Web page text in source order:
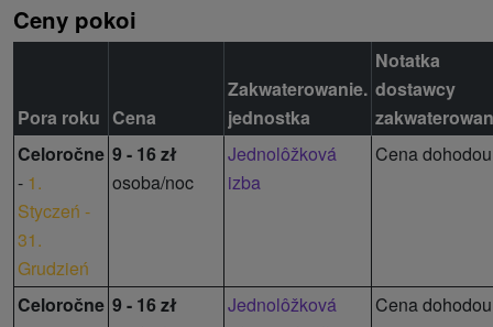
Ceny pokoi
Pora roku Cena
Zakwaterowanie.
jednostka
Notatka
dostawcy
Celoročne
- 1.
Styczeń -
31.
Grudzień
9 - 16 zł
osoba/noc
Jednolôžková
izba
Cena
Celoročne 9 - 16 zł
Jednolôžková
Cena